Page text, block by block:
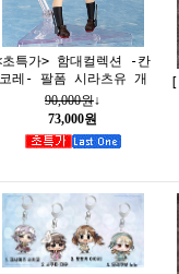
초특가> 함대컬렉션 -칸
코레- 팔폼 시라츠유 개
90,000원↓
73,000원